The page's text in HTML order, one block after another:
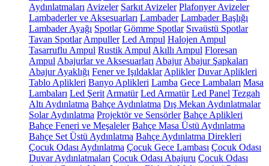
Aydınlatmaları Avizeler Sarkıt Avizeler Plafonyer Avizeler
Lambaderler ve Aksesuarları Lambader Lambader Başlığı
Lambader Ayağı Spotlar Gömme Spotlar Sıvaüstü Spotlar
Tavan Spotlar Ampuller Led Ampul Halojen Ampul
Tasarruflu Ampul Rustik Ampul Akıllı Ampul Floresan
Ampul Abajurlar ve Aksesuarları Abajur Abajur Şapkaları
Abajur Ayaklığı Fener ve Işıldaklar Aplikler Duvar Aplikleri
Tablo Aplikleri Banyo Aplikleri Lamba Gece Lambaları Masa
Lambaları Led Şerit Armatür Led Armatür Led Panel Tezgah
Altı Aydınlatma Bahçe Aydınlatma Dış Mekan Aydınlatmalar
Solar Aydınlatma Projektör ve Sensörler Bahçe Aplikleri
Bahçe Feneri ve Meşaleler Bahçe Masa Üstü Aydınlatma
Bahçe Set Üstü Aydınlatma Bahçe Aydınlatma Direkleri
Çocuk Odası Aydınlatma Çocuk Gece Lambası Çocuk Odası
Duvar Aydınlatmaları Çocuk Odası Abajuru Çocuk Odası